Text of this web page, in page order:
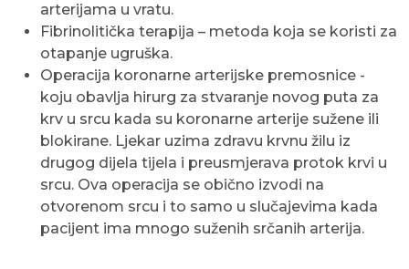
arterijama u vratu.
Fibrinolitička terapija – metoda koja se koristi za
otapanje ugruška.
Operacija koronarne arterijske premosnice -
koju obavlja hirurg za stvaranje novog puta za
krv u srcu kada su koronarne arterije sužene ili
blokirane. Ljekar uzima zdravu krvnu žilu iz
drugog dijela tijela i preusmjerava protok krvi u
srcu. Ova operacija se obično izvodi na
otvorenom srcu i to samo u slučajevima kada
pacijent ima mnogo suženih srčanih arterija.